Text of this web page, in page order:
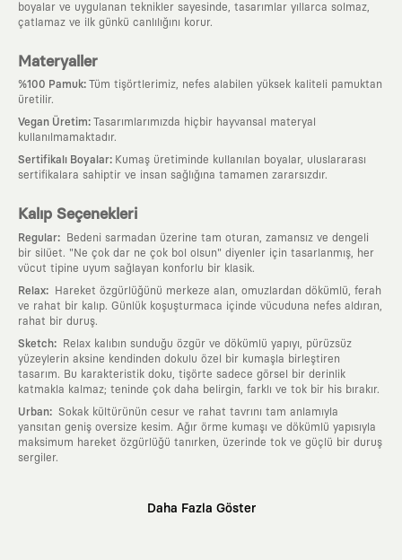
boyalar ve uygulanan teknikler sayesinde, tasarımlar yıllarca solmaz,
çatlamaz ve ilk günkü canlılığını korur.
Materyaller
%100 Pamuk: Tüm tişörtlerimiz, nefes alabilen yüksek kaliteli pamuktan
üretilir.
Vegan Üretim: Tasarımlarımızda hiçbir hayvansal materyal
kullanılmamaktadır.
Sertifikalı Boyalar: Kumaş üretiminde kullanılan boyalar, uluslararası
sertifikalara sahiptir ve insan sağlığına tamamen zararsızdır.
Kalıp Seçenekleri
Regular:
Bedeni sarmadan üzerine tam oturan, zamansız ve dengeli
bir silüet. "Ne çok dar ne çok bol olsun" diyenler için tasarlanmış, her
vücut tipine uyum sağlayan konforlu bir klasik.
Relax:
Hareket özgürlüğünü merkeze alan, omuzlardan dökümlü, ferah
ve rahat bir kalıp. Günlük koşuşturmaca içinde vücuduna nefes aldıran,
rahat bir duruş.
Sketch:
Relax kalıbın sunduğu özgür ve dökümlü yapıyı, pürüzsüz
yüzeylerin aksine kendinden dokulu özel bir kumaşla birleştiren
tasarım. Bu karakteristik doku, tişörte sadece görsel bir derinlik
katmakla kalmaz; teninde çok daha belirgin, farklı ve tok bir his bırakır.
Urban: Sokak kültürünün cesur ve rahat tavrını tam anlamıyla
yansıtan geniş oversize kesim. Ağır örme kumaşı ve dökümlü yapısıyla
maksimum hareket özgürlüğü tanırken, üzerinde tok ve güçlü bir duruş
sergiler.
Daha Fazla Göster